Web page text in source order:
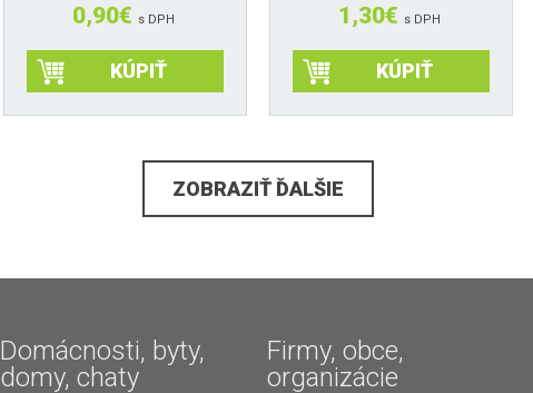
0,90€ s DPH
KÚPIŤ
1,30€ s DPH
KÚPIŤ
ZOBRAZIŤ ĎALŠIE
Domácnosti, byty,
domy, chaty
Firmy, obce,
organizácie